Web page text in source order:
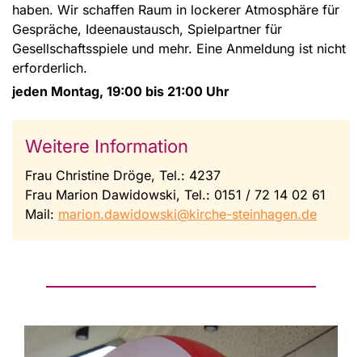
haben. Wir schaffen Raum in lockerer Atmosphäre für
Gespräche, Ideenaustausch, Spielpartner für
Gesellschaftsspiele und mehr. Eine Anmeldung ist nicht
erforderlich.
jeden Montag, 19:00 bis 21:00 Uhr
Weitere Information
Frau Christine Dröge, Tel.: 4237
Frau Marion Dawidowski, Tel.: 0151 / 72 14 02 61
Mail: marion.dawidowski@kirche-steinhagen.de